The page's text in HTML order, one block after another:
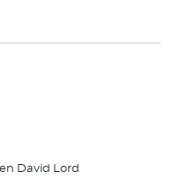
David Lord